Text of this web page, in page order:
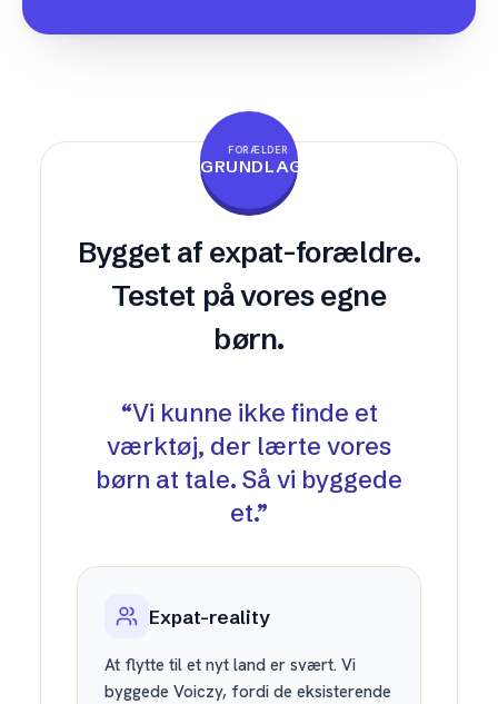
FORÆLDER
GRUNDLAGT
Bygget af expat-forældre.
Testet på vores egne
børn.
“Vi kunne ikke finde et
værktøj, der lærte vores
børn at tale. Så vi byggede
et.”
Expat-reality
At flytte til et nyt land er svært. Vi
byggede Voiczy, fordi de eksisterende